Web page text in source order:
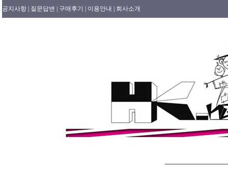
공지사항 | 질문답변 | 구매후기 | 이용안내 | 회사소개